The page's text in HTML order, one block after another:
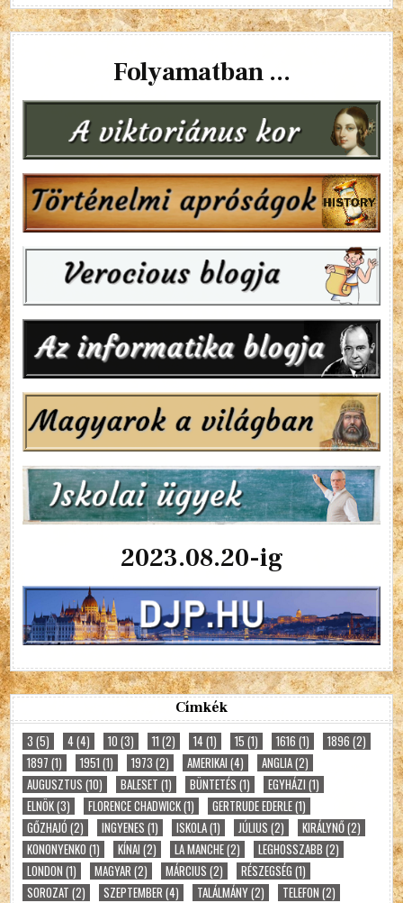
Folyamatban ...
2023.08.20-ig
Címkék
3 (5) 4(4) 10 (3) 11 (2) 14(1) 15 (1) 1616 (1) 1896 (2)
1897 (1) 1951 (1) 1973 (2) AMERIKAI (4) ANGLIA(2)
AUGUSZTUS (10) BALESET (1) BÜNTETÉS (1) EGYHÁZI (1)
ELNÖK(3) FLORENCE CHADWICK(1) GERTRUDE EDERLE(1)
GŐZHAJÓ (2) INGYENES (1) ISKOLA(1) JÚLIUS (2) KIRÁLYNŐ(2)
KONONYENKO (1) KÍNAI (2) LA MANCHE(2) LEGHOSSZABB (2)
LONDON (1) MAGYAR (2) MÁRCIUS (2) RÉSZEGSÉG (1)
SOROZAT (2) SZEPTEMBER (4) TALÁLMÁNY(2) TELEFON (2)